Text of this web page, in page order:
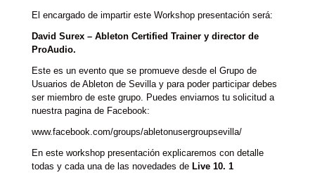
El encargado de impartir este Workshop presentación será:
David Surex – Ableton Certified Trainer y director de
ProAudio.
Este es un evento que se promueve desde el Grupo de
Usuarios de Ableton de Sevilla y para poder participar debes
ser miembro de este grupo. Puedes enviarnos tu solicitud a
nuestra pagina de Facebook:
www.facebook.com/groups/abletonusergroupsevilla/
En este workshop presentación explicaremos con detalle
todas y cada una de las novedades de Live 10. 1